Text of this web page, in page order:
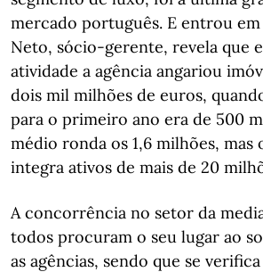
mercado português. E entrou
Neto, sócio-gerente, revela que
atividade a agência angariou
dois mil milhões de euros,
para o primeiro ano era de 500
médio ronda os 1,6 milhões,
integra ativos de mais de 20
A concorrência no setor da
todos procuram o seu lugar ao
as agências, sendo que se